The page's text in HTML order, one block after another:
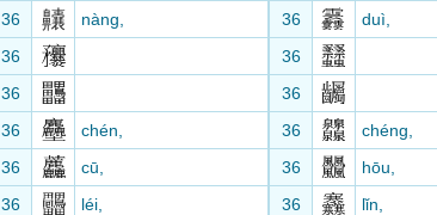
36
齉 nàng, 36 duì,
36
36
36
36
36
chén, 36 chéng,
36
cū, 36 hōu,
36
léi, 36 lǐn,